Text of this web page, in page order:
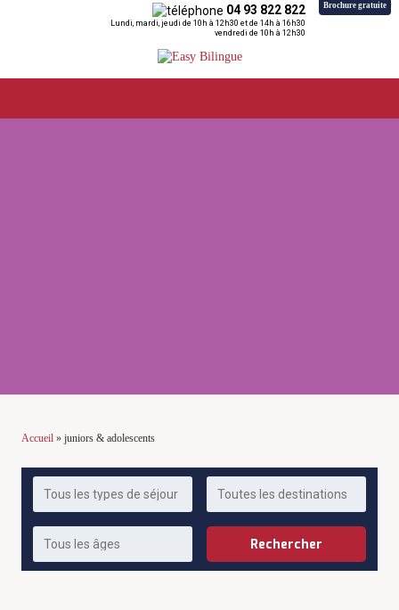
04 93 822 822
Lundi, mardi, jeudi de 10h à 12h30 et de 14h à 16h30
vendredi de 10h à 12h30
Brochure gratuite
Accueil» juniors & adolescents